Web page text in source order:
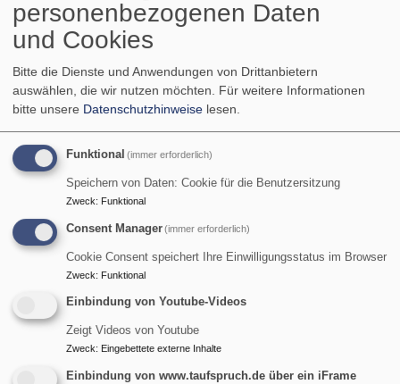
Sonntagsgottesdienstoder samstags im Rahmen eines
Taufgottesdienstes. Maximal können drei Familien in einen
oder Samstag: Wir gehen auf jeden Täufling individuell ein
und nehmen uns für jede Familie Zeit für ein
Im Vorfeld des Taufgesprächs können Sie sich
bereits Gedanken machen, wer das Patenamt für das Kind
übernehmen soll. Bei einer Kindertaufe wird mindestens
ein Pate benötigt. Pate kann sein, wer der
Kirche
anderen Kirche des Arbeitskreises christlicher
Kirchen(ACK)ist (z.B. katholische Kirche oder Freikirche
wie Baptisten, Methodisten). Zumindest ein Pate sollte
wenn möglich evangelisch sein.
personenbezogenen Daten
und Cookies
Bitte die Dienste und Anwendungen von Drittanbietern
auswählen, die wir nutzen möchten. Für weitere Informationen
bitte unsere Datenschutzhinweise lesen.
Funktional (immer erforderlich)
Speichern von Daten: Cookie für die Benutzersitzung
Zweck: Funktional
Consent Manager(immer erforderlich)
Cookie Consent speichert Ihre Einwilligungsstatus im Browser
Zweck: Funktional
Einbindung von Youtube-Videos
Zeigt Videos von Youtube
Zweck: Eingebettete externe Inhalte
Einbindung von www.taufspruch.de über ein iFrame